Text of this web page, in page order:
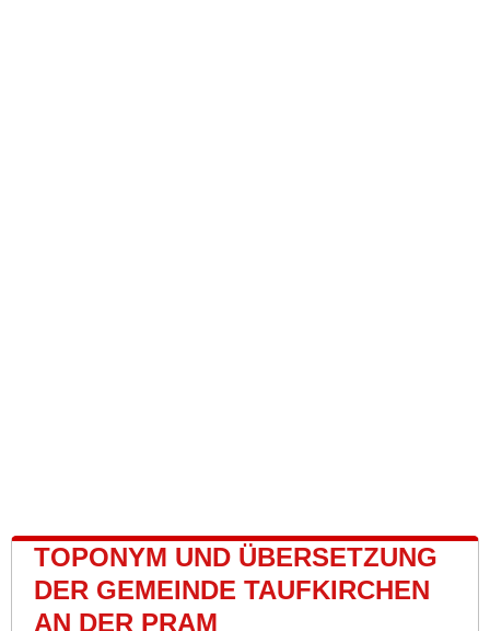
TOPONYM UND ÜBERSETZUNG
DER GEMEINDE TAUFKIRCHEN
AN DER PRAM